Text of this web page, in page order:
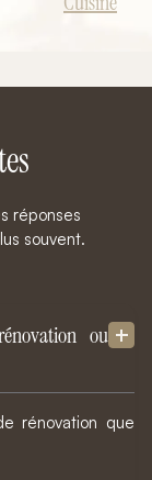
réponses
souvent.
ou
rénovation que